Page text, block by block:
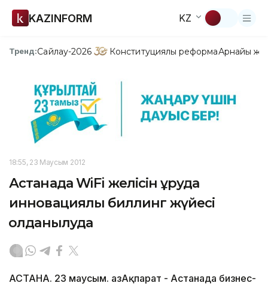
KAZINFORM KZ
Тренд:Сайлау-2026 Конституциялық реформаАрнайы
18:55, 23 Маусым 2012
Астанада WiFi желісін құруда
инновациялық биллинг жүйесі
қолданылуда
АСТАНА. 23 маусым. ҚазАқпарат - Астанада бизнес-